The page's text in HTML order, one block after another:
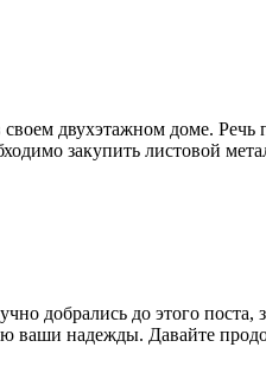
двухэтажном доме.
закупить листовой
добрались до этого поста,
ваши надежды. Давайте